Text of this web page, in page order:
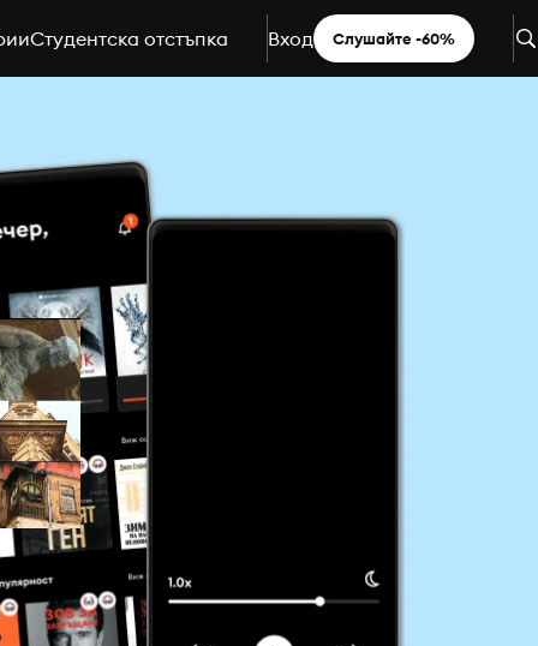
Студентска отстъпка Вход Слушайте -60%